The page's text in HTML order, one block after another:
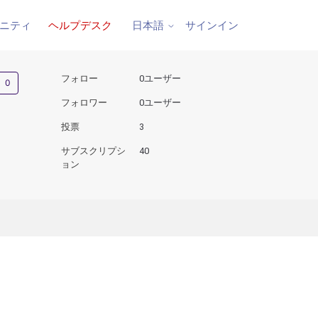
ティ ヘルプデスク 日本語 サインイン
0人がフォロー中
フォロー 0ユーザー
フォロワー 0ユーザー
投票 3
サブスクリプシ
ョン
40